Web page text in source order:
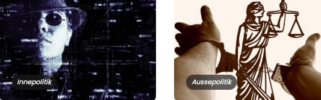
Innepolitik Aussepolitik